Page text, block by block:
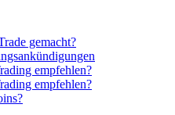
gemacht?
empfehlen?
empfehlen?